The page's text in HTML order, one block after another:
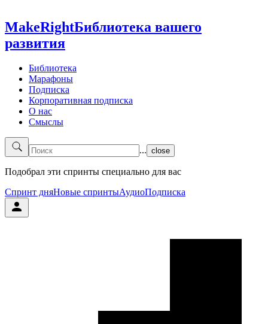
MakeRightБиблиотека вашего
развития
Библиотека
Марафоны
Подписка
Корпоративная подписка
О нас
Смыслы
... close
Подобрал эти спринты специально для вас
Спринт дняНовые спринтыАудиоПодписка